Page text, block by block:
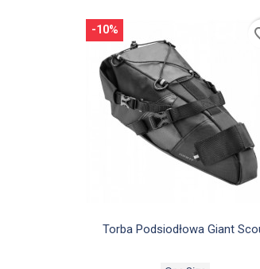
Szybki podgląd
Torba Podsiodłowa Giant
-10%